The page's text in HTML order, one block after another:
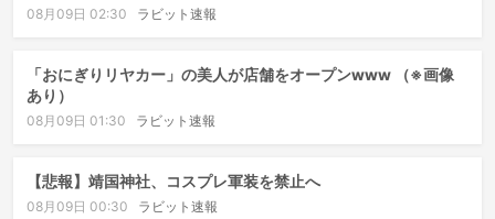
08月09日 02:30 ラビット速報
「おにぎりリヤカー」の美人が店舗をオープンwww （※画像
あり）
08月09日 01:30 ラビット速報
【悲報】靖国神社、コスプレ軍装を禁止へ
08月09日 00:30 ラビット速報